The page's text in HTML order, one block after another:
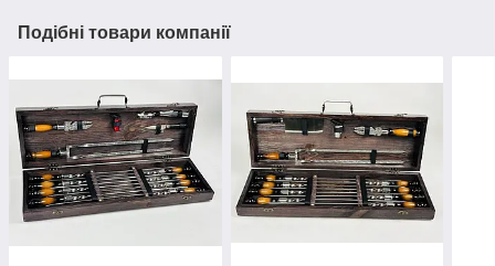
Подібні товари компанії